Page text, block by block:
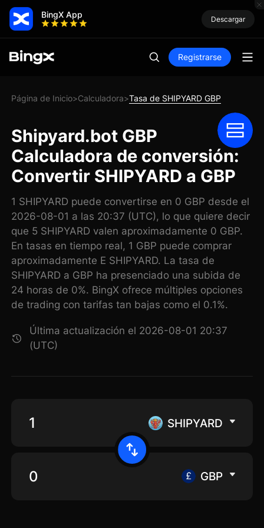
BingX App Descargar
Registrarse
Página de Inicio>Calculadora>Tasa de SHIPYARD GBP
Shipyard.bot GBP
Calculadora de conversión:
Convertir SHIPYARD a GBP
1 SHIPYARD puede convertirse en 0 GBP desde el
2026-08-01 a las 20:37 (UTC), lo que quiere decir
que 5 SHIPYARD valen aproximadamente 0 GBP.
En tasas en tiempo real, 1 GBP puede comprar
aproximadamente E SHIPYARD. La tasa de
SHIPYARD a GBP ha presenciado una subida de
24 horas de 0%. BingX ofrece múltiples opciones
de trading con tarifas tan bajas como el 0.1%.
Última actualización el 2026-08-01 20:37
(UTC)
SHIPYARD
GBP